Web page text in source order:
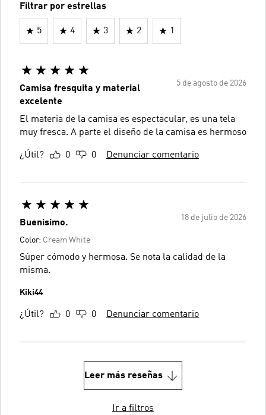
Filtrar por estrellas
5 4 3 2 1
5 de agosto de 2026
Camisa fresquita y material
excelente
El materia de la camisa es espectacular, es una tela
muy fresca. A parte el diseño de la camisa es hermoso
¿Útil? 0 0 Denunciar comentario
18 de julio de 2026
Buenisimo.
Color: Cream White
Súper cómodo y hermosa. Se nota la calidad de la
misma.
Kiki44
¿Útil? 0 0 Denunciar comentario
Leer más reseñas
Ir a filtros